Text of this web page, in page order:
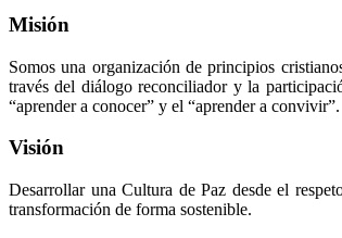
Misión
Somos una organización de principios
través del diálogo reconciliador y la
“aprender a conocer” y el “aprender a convivir”.
Visión
Desarrollar una Cultura de Paz desde el
transformación de forma sostenible.